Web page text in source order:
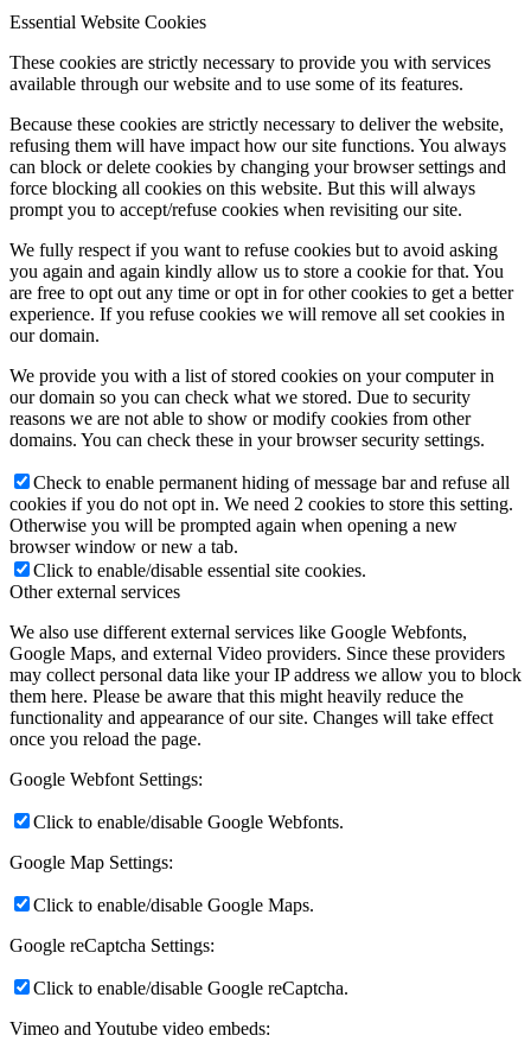
Essential Website Cookies
These cookies are strictly necessary to provide you with services
available through our website and to use some of its features.
Because these cookies are strictly necessary to deliver the website,
refusing them will have impact how our site functions. You always
can block or delete cookies by changing your browser settings and
force blocking all cookies on this website. But this will always
prompt you to accept/refuse cookies when revisiting our site.
We fully respect if you want to refuse cookies but to avoid asking
you again and again kindly allow us to store a cookie for that. You
are free to opt out any time or opt in for other cookies to get a better
experience. If you refuse cookies we will remove all set cookies in
our domain.
We provide you with a list of stored cookies on your computer in
our domain so you can check what we stored. Due to security
reasons we are not able to show or modify cookies from other
domains. You can check these in your browser security settings.
Check to enable permanent hiding of message bar and refuse all
cookies if you do not opt in. We need 2 cookies to store this setting.
Otherwise you will be prompted again when opening a new
browser window or new a tab.
Click to enable/disable essential site cookies.
Other external services
We also use different external services like Google Webfonts,
Google Maps, and external Video providers. Since these providers
may collect personal data like your IP address we allow you to block
them here. Please be aware that this might heavily reduce the
functionality and appearance of our site. Changes will take effect
once you reload the page.
Google Webfont Settings:
Click to enable/disable Google Webfonts.
Google Map Settings:
Click to enable/disable Google Maps.
Google reCaptcha Settings:
Click to enable/disable Google reCaptcha.
Vimeo and Youtube video embeds: